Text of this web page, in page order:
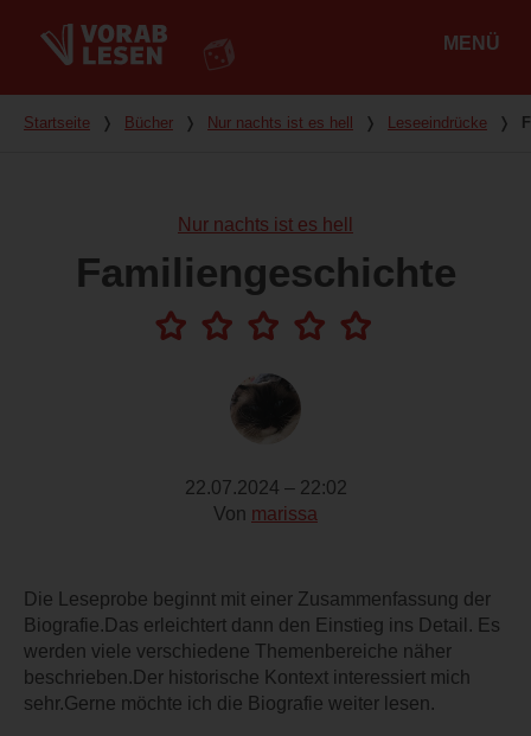
MENÜ
Du bist hier
Startseite ❭ Bücher ❭ Nur nachts ist es hell ❭ Leseeindrücke ❭
Nur nachts ist es hell
Familiengeschichte
22.07.2024 – 22:02
Von marissa
Die Leseprobe beginnt mit einer Zusammenfassung der
Biografie.Das erleichtert dann den Einstieg ins Detail. Es
werden viele verschiedene Themenbereiche näher
beschrieben.Der historische Kontext interessiert mich
sehr.Gerne möchte ich die Biografie weiter lesen.